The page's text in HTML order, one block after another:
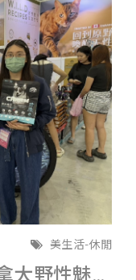
美生活-休閒
高雄寵物展CHARM加拿大野性魅力滿6千送遊艇體驗